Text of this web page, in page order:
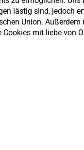
lästig sind, jedoch
Union.
Cookies mit liebe von
der Wartung und